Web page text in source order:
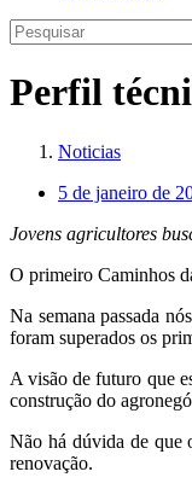
Perfil
Noticias
5 de janeiro de
Jovens agricultores
O primeiro Caminhos
Na semana passada
foram superados os
A visão de futuro que
construção do
Não há dúvida de que
renovação.